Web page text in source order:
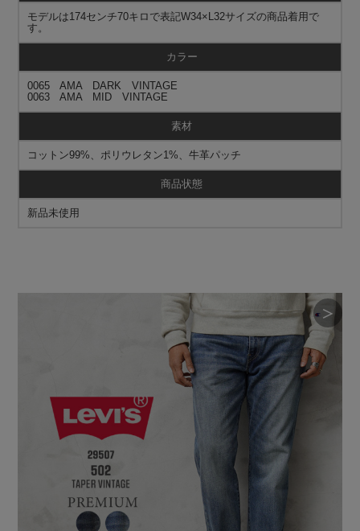
モデルは174センチ70キロで表記W34×L32サイズの商品着用で
す。
カラー
0065 AMA DARK VINTAGE
0063 AMA MID VINTAGE
素材
コットン99%、ポリウレタン1%、牛革パッチ
商品状態
新品未使用
＞